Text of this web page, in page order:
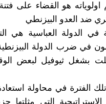
هو القضاء على فتنة
ضد العدو البيزنطي
في الدولة العباسية
في ضرب الدولة البيزنطية
بشغل ثيوفيل لبعض
الفترة في محاولة
التي مثلتها